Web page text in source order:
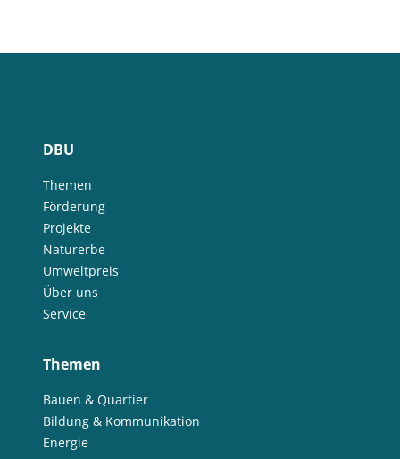
DBU
Themen
Förderung
Projekte
Naturerbe
Umweltpreis
Über uns
Service
Themen
Bauen & Quartier
Bildung & Kommunikation
Energie